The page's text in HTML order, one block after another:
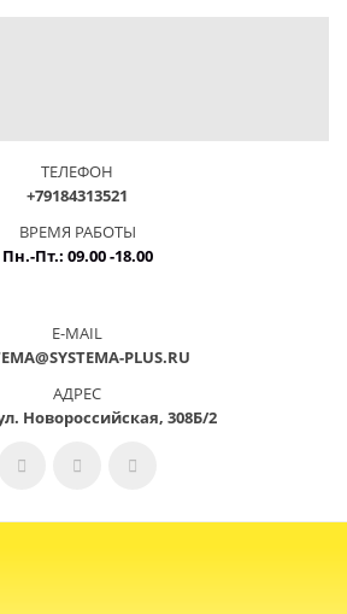
ТЕЛЕФОН
+79184313521
ВРЕМЯ РАБОТЫ
Пн.-Пт.: 09.00 -18.00
E-MAIL
PLUS.RU
АДРЕС
Новороссийская, 308Б/2